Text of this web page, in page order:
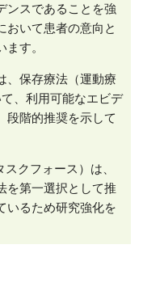
ンスであることを強
おいて患者の意向と
す。
、保存療法（運動療
、利用可能なエビデ
段階的推奨を示して
クフォース）は、
を第一選択として推
いるため研究強化を